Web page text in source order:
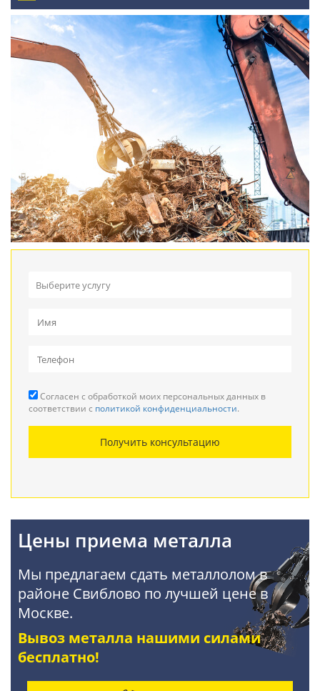
Выберите услугу
Прием кабеля
Резка металла
Демонтаж металлоконструкций
Покупка АКБ
Согласен с обработкой моих персональных данных в
соответствии с политикой конфиденциальности.
Получить консультацию
Цены приема металла
Мы предлагаем сдать металлолом в
районе Свиблово по лучшей цене в
Москве.
Вывоз металла нашими силами
бесплатно!